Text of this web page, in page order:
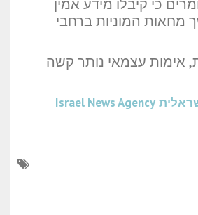
כי קיבלו מידע אמין
המוניות ברחבי
אימות עצמאי נותר קשה
Israel News Agency